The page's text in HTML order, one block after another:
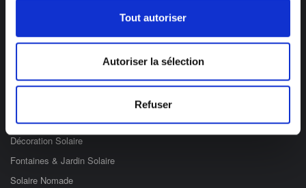
Tout autoriser
Autoriser la sélection
Refuser
03 89 59 05 50
Ouvert du lundi au vendredi
Catégories
Eclairage Solaire
Décoration Solaire
Fontaines & Jardin Solaire
Solaire Nomade